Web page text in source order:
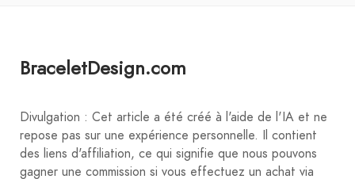
BraceletDesign.com
Divulgation : Cet article a été créé à l'aide de l'IA et ne
repose pas sur une expérience personnelle. Il contient
des liens d'affiliation, ce qui signifie que nous pouvons
gagner une commission si vous effectuez un achat via